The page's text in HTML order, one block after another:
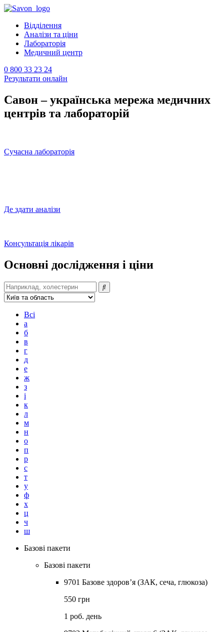
Відділення
Аналізи та ціни
Лабораторія
Медичний центр
0 800 33 23 24
Результати онлайн
Савон – українська мережа медичних
центрів та лабораторій
Сучасна лабораторія
Де здати аналізи
Консультація лікарів
Основні дослідження і ціни
Всі
а
б
в
г
д
е
ж
з
і
к
л
м
н
о
п
р
с
т
у
ф
х
ц
ч
ш
Базові пакети
Базові пакети
9701 Базове здоров’я (ЗАК, сеча, глюкоза)
550 грн
1 роб. день